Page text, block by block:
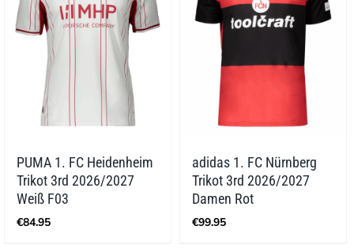
PUMA 1. FC Heidenheim
Trikot 3rd 2026/2027
Weiß F03
€84.95
adidas 1. FC Nürnberg
Trikot 3rd 2026/2027
Damen Rot
€99.95